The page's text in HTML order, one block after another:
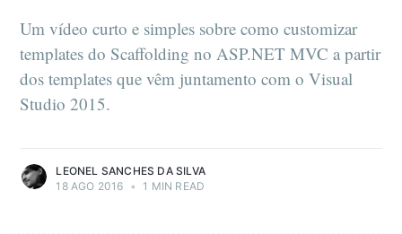
Um vídeo curto e simples sobre como customizar
templates do Scaffolding no ASP.NET MVC a partir
dos templates que vêm juntamento com o Visual
Studio 2015.
LEONEL SANCHES DA SILVA
18 AGO 2016 • 1 MIN READ